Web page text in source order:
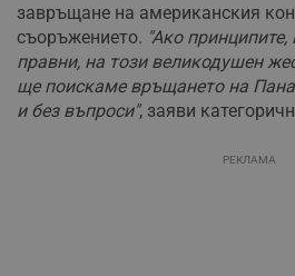
завръщане на американския
съоръжението. "Ако
правни, на този великодушен
ще поискаме връщането на
и без въпроси", заяви
РЕКЛАМА